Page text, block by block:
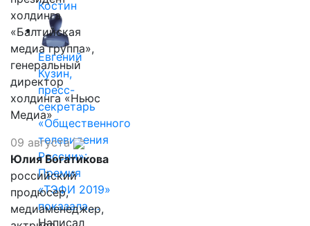
Костин
Евгений
Кузин,
пресс-
секретарь
«Общественного
телевидения
России»:
Премия
«ТЭФИ 2019»
показала,…
Написал
холдинга
«Балтийская
медиа группа»,
генеральный
директор
холдинга «Ньюс
Медиа»
09 августа
Юлия Богатикова
российский
продюсер,
медиаменеджер,